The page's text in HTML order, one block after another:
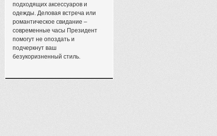
подходящих аксессуаров и
одежды. Деловая встреча или
романтическое свидание –
современные часы Президент
помогут не опоздать и
подчеркнут ваш
безукоризненный стиль.